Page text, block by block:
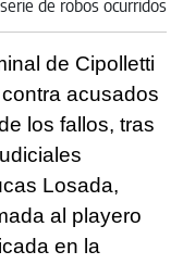
de Cipolletti
acusados
los fallos, tras
Losada,
al playero
en la